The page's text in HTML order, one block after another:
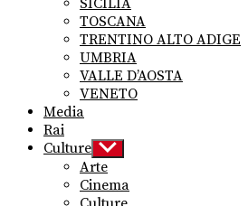
TOSCANA
TRENTINO ALTO ADIGE
UMBRIA
VALLE D’AOSTA
VENETO
Media
Rai
Culture Show
sub
menu
Arte
Cinema